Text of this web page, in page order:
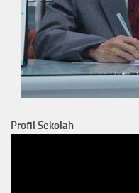
Profil Sekolah